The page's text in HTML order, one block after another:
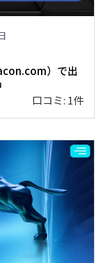
）で出
口コミ: 1件